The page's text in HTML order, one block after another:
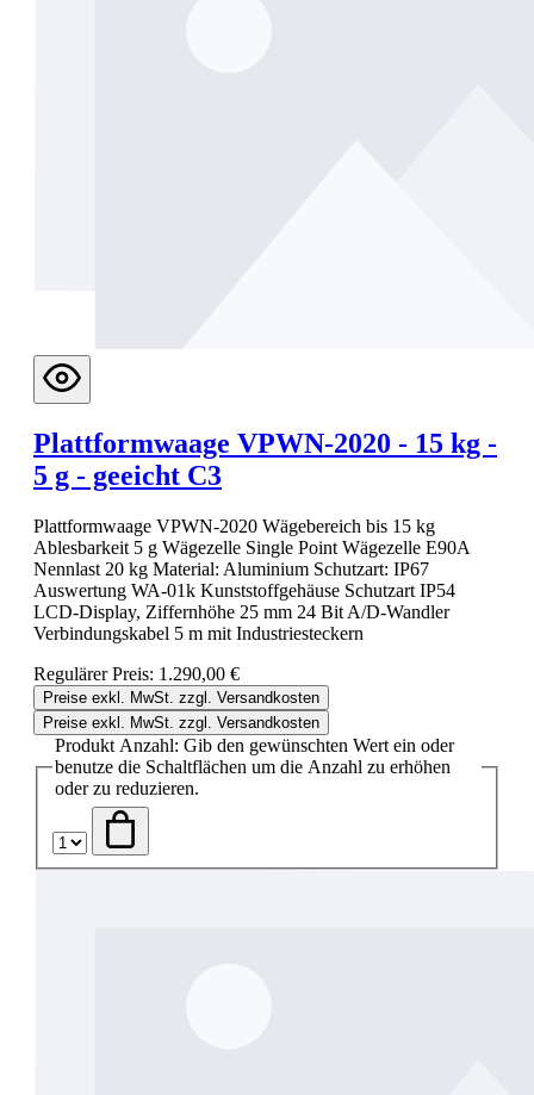
Plattformwaage VPWN-2020 - 15 kg -
5 g - geeicht C3
Plattformwaage VPWN-2020 Wägebereich bis 15 kg
Ablesbarkeit 5 g Wägezelle Single Point Wägezelle E90A
Nennlast 20 kg Material: Aluminium Schutzart: IP67
Auswertung WA-01k Kunststoffgehäuse Schutzart IP54
LCD-Display, Ziffernhöhe 25 mm 24 Bit A/D-Wandler
Verbindungskabel 5 m mit Industriesteckern
Regulärer Preis: 1.290,00 €
Preise exkl. MwSt. zzgl. Versandkosten
Preise exkl. MwSt. zzgl. Versandkosten
Produkt Anzahl: Gib den gewünschten Wert ein oder
benutze die Schaltflächen um die Anzahl zu erhöhen
oder zu reduzieren.